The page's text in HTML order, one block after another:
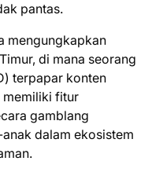
pantas.
mengungkapkan
di mana seorang
terpapar konten
memiliki fitur
gamblang
dalam ekosistem